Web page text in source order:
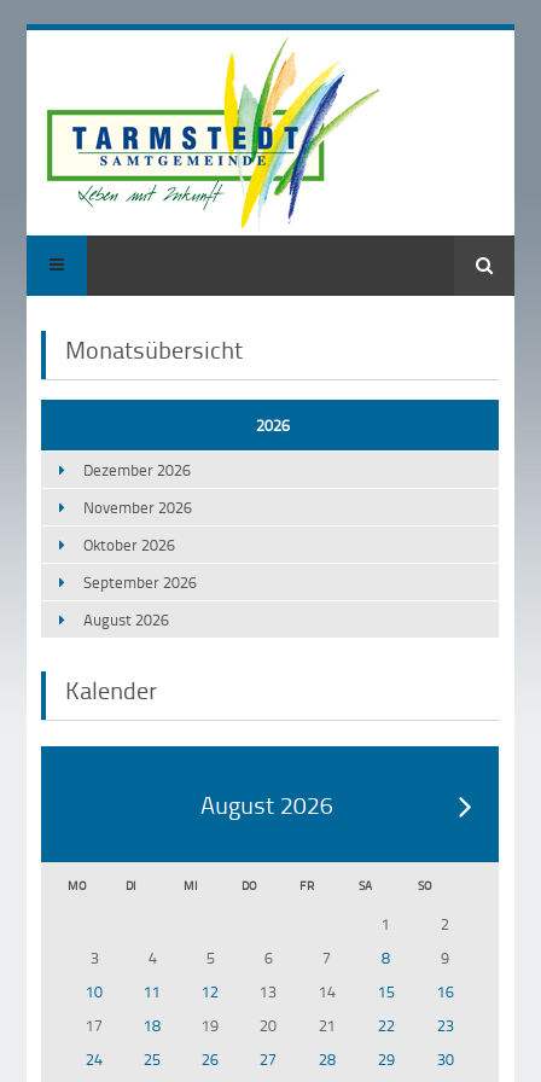
Suche
Monatsübersicht
2026
Dezember 2026
November 2026
Oktober 2026
September 2026
August 2026
Kalender
August 2026
MO DI MI DO FR SA SO
1
2
3
4 5 6 7 8
9
10
11 12 13 14 15
16
17
18 19 20 21 22
23
24
25 26 27 28 29 30